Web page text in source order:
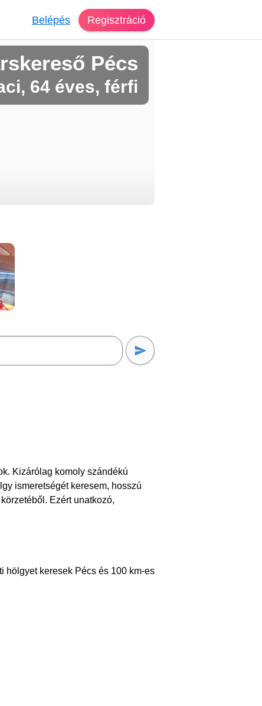
Belépés Regisztráció
Pécs
64 éves, férfi
Kizárólag komoly szándékú
ismeretségét keresem, hosszú
Ezért unatkozó,
hölgyet keresek Pécs és 100 km-es